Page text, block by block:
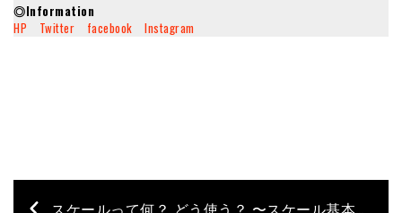
◎Information
HP
Twitter facebook Instagram